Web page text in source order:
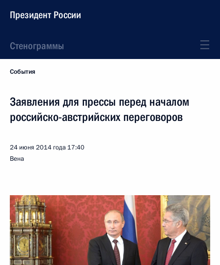
Президент России
Стенограммы
События
Заявления для прессы перед началом
российско-австрийских переговоров
24 июня 2014 года 17:40
Вена